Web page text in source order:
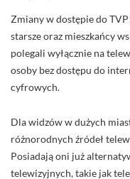
Zmiany w dostępie do
starsze oraz mieszkańcy
polegali wyłącznie na
osoby bez dostępu do
cyfrowych.
Dla widzów w dużych
różnorodnych źródeł
Posiadają oni już
telewizyjnych, takie jak